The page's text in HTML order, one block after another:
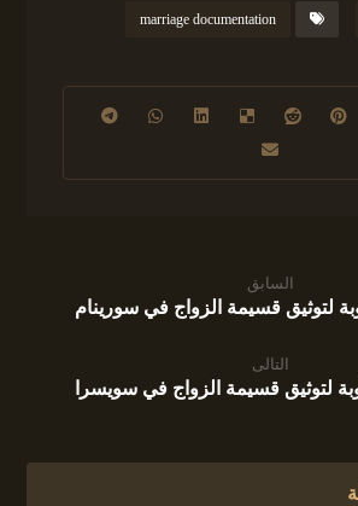
marriage documentation
السابق
لتوثيق قسيمة الزواج في سورينام
التالى
لتوثيق قسيمة الزواج في سويسرا